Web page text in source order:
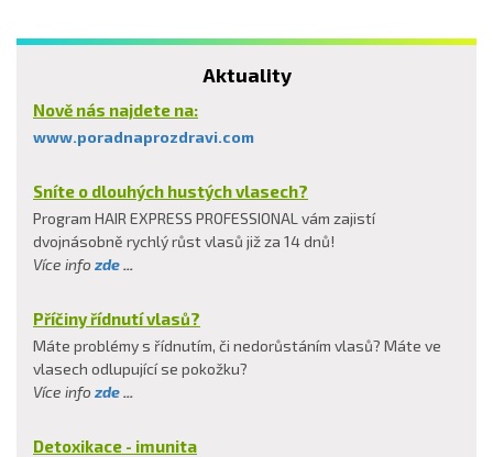
Aktuality
Nově nás najdete na:
www.poradnaprozdravi.com
Sníte o dlouhých hustých vlasech?
Program HAIR EXPRESS PROFESSIONAL vám zajistí
dvojnásobně rychlý růst vlasů již za 14 dnů!
Více info zde...
Příčiny řídnutí vlasů?
Máte problémy s řídnutím, či nedorůstáním vlasů? Máte ve
vlasech odlupující se pokožku?
Více info zde...
Detoxikace - imunita